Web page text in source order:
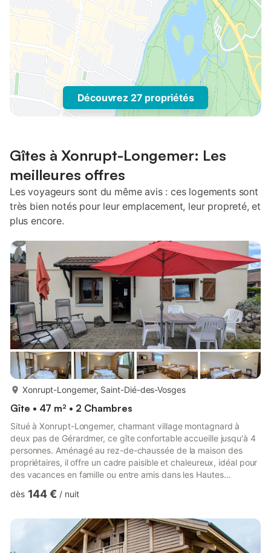
Découvrez 27 propriétés
Gîtes à Xonrupt-Longemer: Les
meilleures offres
Les voyageurs sont du même avis : ces logements sont
très bien notés pour leur emplacement, leur propreté, et
plus encore.
Xonrupt-Longemer, Saint-Dié-des-Vosges
Gîte • 47 m² • 2 Chambres
Situé à Xonrupt-Longemer, charmant village montagnard à
deux pas de Gérardmer, ce gîte confortable accueille jusqu'à 4
personnes. Aménagé au rez-de-chaussée de la maison des
propriétaires, il offre un cadre paisible et chaleureux, idéal pour
des vacances en famille ou entre amis dans les Hautes
naturels et touristiques de la région. À seulement 2 km, vous
limpides et ses activités nautiques (pédalo, baignade, pêche).
Les sentiers de randonnée démarrent à proximité imméd...
dès 144 € / nuit